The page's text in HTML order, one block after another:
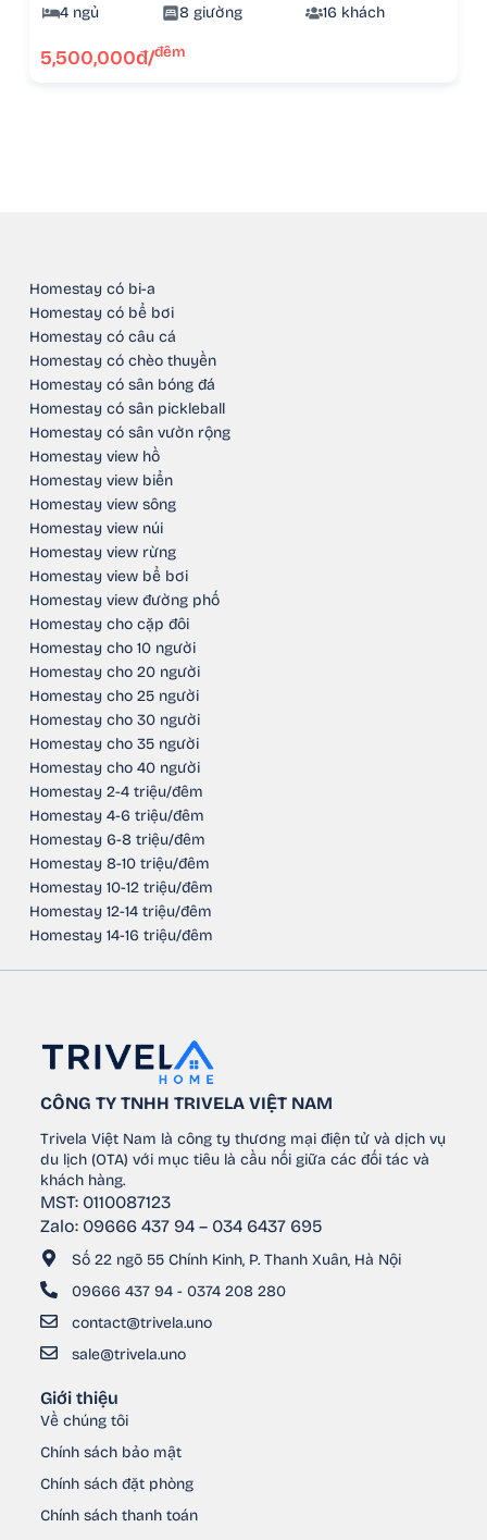
4 ngủ 8 giường 16 khách
5,500,000đ/đêm
Homestay có bi-a
Homestay có bể bơi
Homestay có câu cá
Homestay có chèo thuyền
Homestay có sân bóng đá
Homestay có sân pickleball
Homestay có sân vườn rộng
Homestay view hồ
Homestay view biển
Homestay view sông
Homestay view núi
Homestay view rừng
Homestay view bể bơi
Homestay view đường phố
Homestay cho cặp đôi
Homestay cho 10 người
Homestay cho 20 người
Homestay cho 25 người
Homestay cho 30 người
Homestay cho 35 người
Homestay cho 40 người
Homestay 2-4 triệu/đêm
Homestay 4-6 triệu/đêm
Homestay 6-8 triệu/đêm
Homestay 8-10 triệu/đêm
Homestay 10-12 triệu/đêm
Homestay 12-14 triệu/đêm
Homestay 14-16 triệu/đêm
CÔNG TY TNHH TRIVELA VIỆT NAM
Trivela Việt Nam là công ty thương mại điện tử và dịch vụ
du lịch (OTA) với mục tiêu là cầu nối giữa các đối tác và
khách hàng.
MST: 0110087123
Zalo: 09666 437 94 – 034 6437 695
Số 22 ngõ 55 Chính Kinh, P. Thanh Xuân, Hà Nội
09666 437 94 - 0374 208 280
contact@trivela.uno
sale@trivela.uno
Giới thiệu
Về chúng tôi
Chính sách bảo mật
Chính sách đặt phòng
Chính sách thanh toán